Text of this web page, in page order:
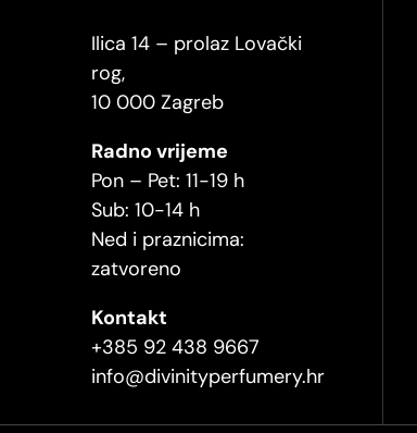
Ilica 14 – prolaz Lovački
rog,
10 000 Zagreb
Radno vrijeme
Pon – Pet: 11-19 h
Sub: 10-14 h
Ned i praznicima:
zatvoreno
Kontakt
+385 92 438 9667
info@divinityperfumery.hr